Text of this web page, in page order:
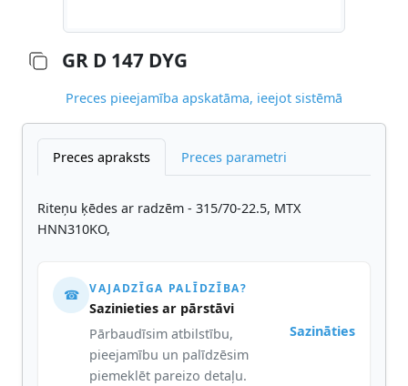
GR D 147 DYG
Preces pieejamība apskatāma, ieejot sistēmā
Preces apraksts Preces parametri
Riteņu ķēdes ar radzēm - 315/70-22.5, MTX
HNN310KO,
☎ VAJADZĪGA PALĪDZĪBA?
Sazinieties ar pārstāvi
Pārbaudīsim atbilstību,
pieejamību un palīdzēsim
piemeklēt pareizo detaļu.
Sazināties